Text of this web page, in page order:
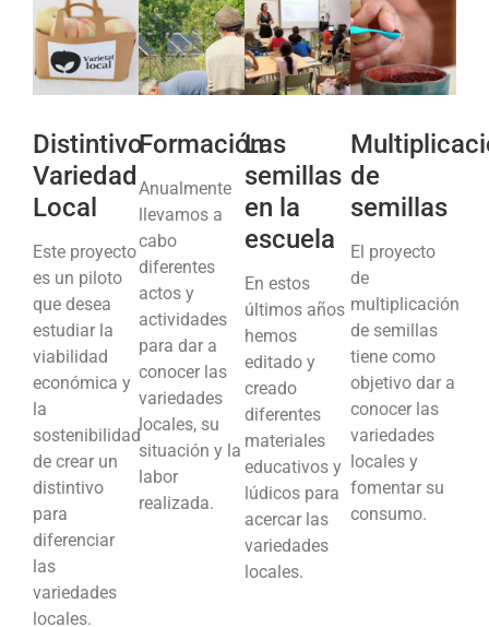
Distintivo
Variedad
Local
Este proyecto
es un piloto
que desea
estudiar la
viabilidad
económica y
la
sostenibilidad
de crear un
distintivo
para
diferenciar
las
variedades
locales.
Formación
Anualmente
llevamos a
cabo
diferentes
actos y
actividades
para dar a
conocer las
variedades
locales, su
situación y la
labor
realizada.
Las
semillas
en la
escuela
En estos
últimos años
hemos
editado y
creado
diferentes
materiales
educativos y
lúdicos para
acercar las
variedades
locales.
de
semillas
El proyecto
de
multiplicación
de semillas
tiene como
objetivo dar a
conocer las
variedades
locales y
fomentar su
consumo.